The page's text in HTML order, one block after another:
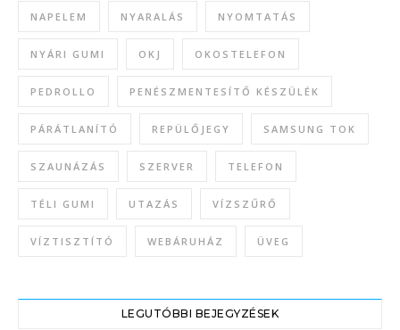
NAPELEM NYARALÁS NYOMTATÁS
NYÁRI GUMI OKJ OKOSTELEFON
PEDROLLO PENÉSZMENTESÍTŐ KÉSZÜLÉK
PÁRÁTLANÍTÓ REPÜLŐJEGY SAMSUNG TOK
SZAUNÁZÁS SZERVER TELEFON
TÉLI GUMI UTAZÁS VÍZSZŰRŐ
VÍZTISZTÍTÓ WEBÁRUHÁZ ÜVEG
LEGUTÓBBI BEJEGYZÉSEK